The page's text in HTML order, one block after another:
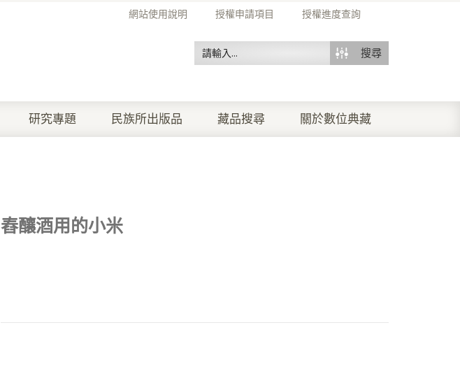
網站使用說明 授權申請項目 授權進度查詢
搜尋
研究專題 民族所出版品 藏品搜尋 關於數位典藏
舂釀酒用的小米